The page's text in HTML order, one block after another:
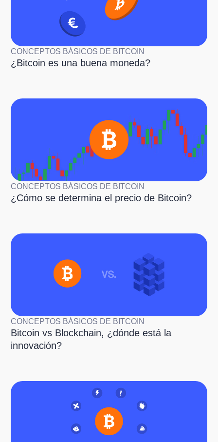
CONCEPTOS BÁSICOS DE BITCOIN
¿Bitcoin es una buena moneda?
CONCEPTOS BÁSICOS DE BITCOIN
¿Cómo se determina el precio de Bitcoin?
CONCEPTOS BÁSICOS DE BITCOIN
Bitcoin vs Blockchain, ¿dónde está la
innovación?